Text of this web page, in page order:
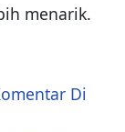
menarik.
Di